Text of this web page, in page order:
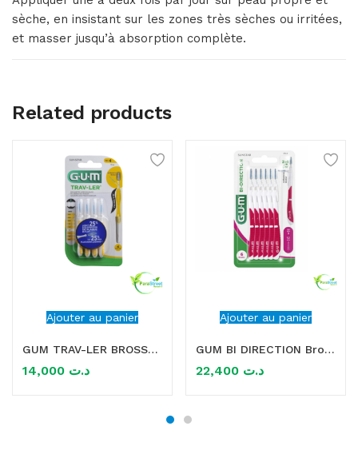
sèche, en insistant sur les zones très sèches ou irritées,
et masser jusqu’à absorption complète.
Related products
Ajouter au panier
GUM TRAV-LER BROSSETTES X4 1.3MM
د.ت
Ajouter au panier
GUM BI DIRECTION Brossette interdentaire 1.2MM
د.ت